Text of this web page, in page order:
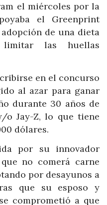
el miércoles por la
el Greenprint
de una dieta
las huellas
en el concurso
al azar para ganar
durante 30 años de
o Jay-Z, lo que tiene
dólares.
por su innovador
no comerá carne
por desayunos a
que su esposo y
comprometió a que